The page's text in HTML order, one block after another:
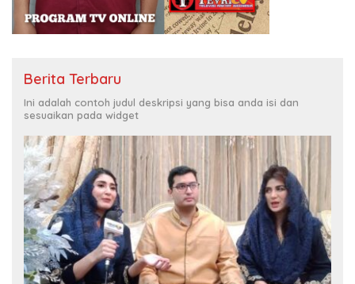
Berita Terbaru
Ini adalah contoh judul deskripsi yang bisa anda isi dan
sesuaikan pada widget